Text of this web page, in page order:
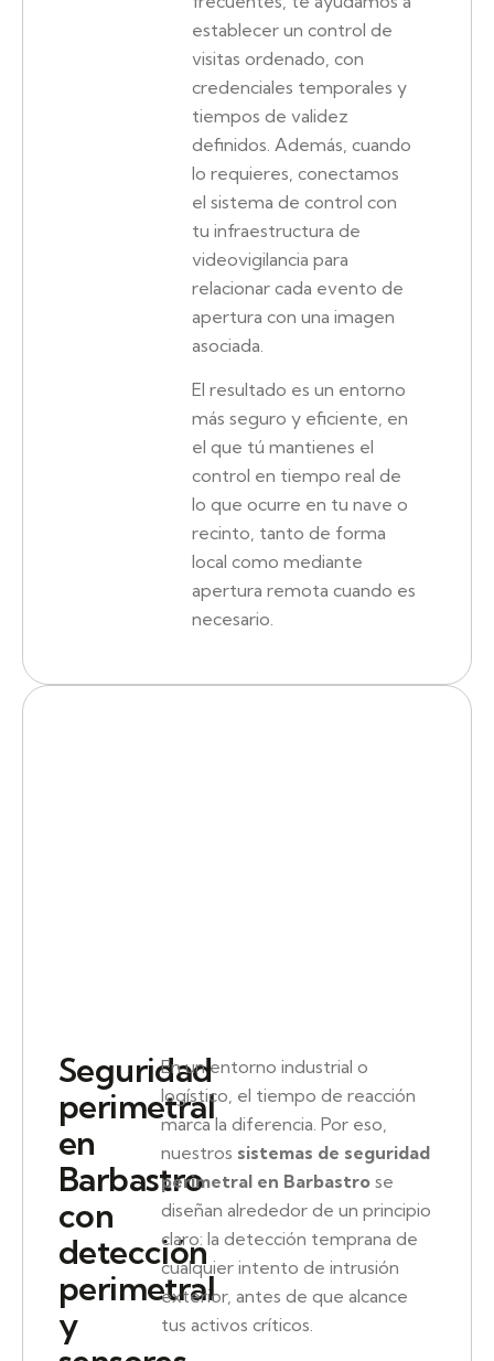
establecer un control de
visitas ordenado, con
credenciales temporales y
tiempos de validez
definidos. Además, cuando
lo requieres, conectamos
el sistema de control con
tu infraestructura de
videovigilancia para
relacionar cada evento de
apertura con una imagen
asociada.
El resultado es un entorno
más seguro y eficiente, en
el que tú mantienes el
control en tiempo real de
lo que ocurre en tu nave o
recinto, tanto de forma
local como mediante
apertura remota cuando es
necesario.
Seguridad
perimetral
en
Barbastro
con
detección
perimetral
y
En un entorno industrial o
logístico, el tiempo de reacción
marca la diferencia. Por eso,
nuestros sistemas de seguridad
perimetral en Barbastro se
diseñan alrededor de un principio
claro: la detección temprana de
cualquier intento de intrusión
exterior, antes de que alcance
tus activos críticos.